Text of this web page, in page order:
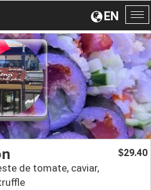
EN
de tomate, caviar,
$29.40